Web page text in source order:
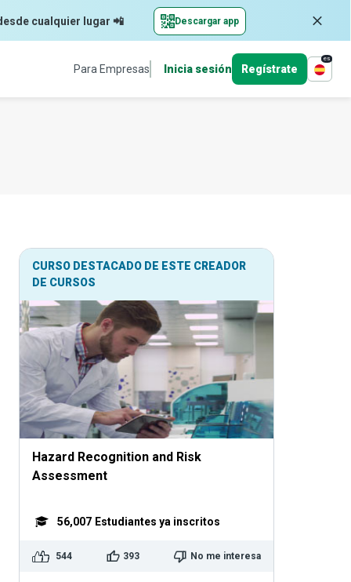
cualquier lugar 📲 Descargar app
Para Empresas Inicia sesión Regístrate
es
CURSO DESTACADO DE ESTE CREADOR
DE CURSOS
Hazard Recognition and Risk
Assessment
56,007 Estudiantes ya inscritos
544 393 No me interesa